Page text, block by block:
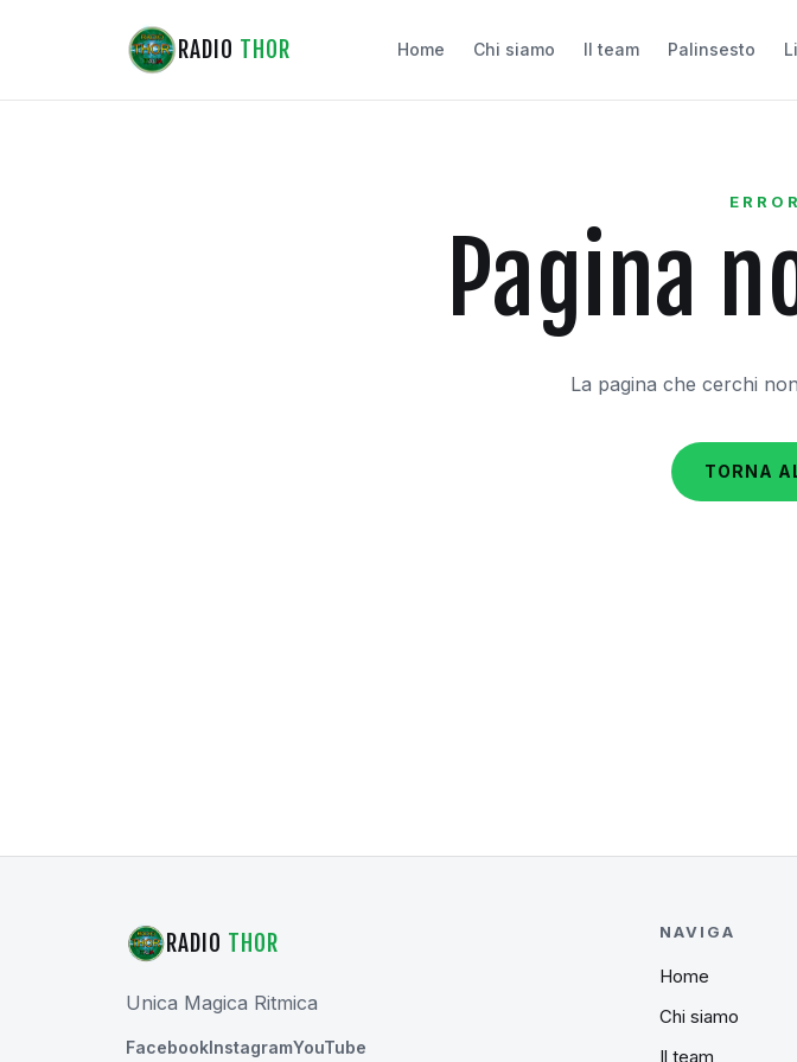
RADIO THOR Home Chi siamo Il team Palinsesto
Pagina
La pagina che cerchi
TORNA
RADIO THOR
Unica Magica Ritmica
FacebookInstagramYouTube
NAVIGA
Home
Chi siamo
Il team